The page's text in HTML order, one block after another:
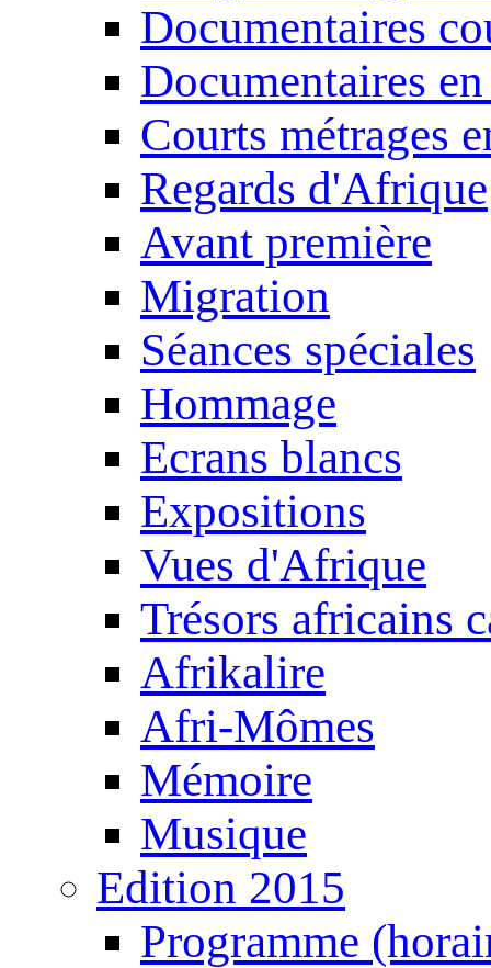
Documentaires
Documentaires
Courts métrages
Regards d'Afrique
Avant première
Migration
Séances spéciales
Hommage
Ecrans blancs
Expositions
Vues d'Afrique
Trésors africains
Afrikalire
Afri-Mômes
Mémoire
Musique
Edition 2015
Programme